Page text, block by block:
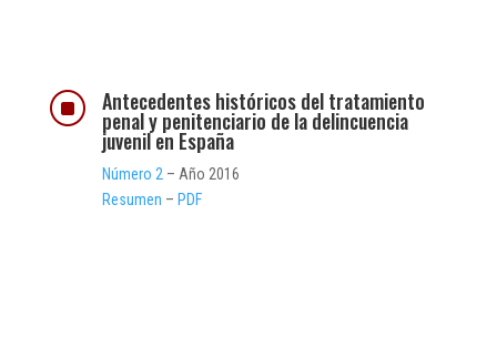
] Antecedentes históricos del tratamiento
penal y penitenciario de la delincuencia
juvenil en España
Número 2 – Año 2016
Resumen – PDF